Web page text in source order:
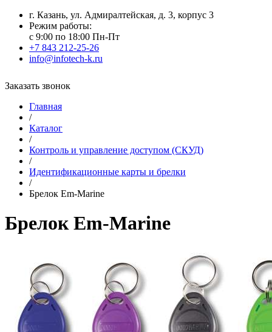
г. Казань, ул. Адмиралтейская, д. 3, корпус 3
Режим работы:
с 9:00 по 18:00 Пн-Пт
+7 843 212-25-26
info@infotech-k.ru
Заказать звонок
Главная
/
Каталог
/
Контроль и управление доступом (СКУД)
/
Идентификационные карты и брелки
/
Брелок Em-Marine
Брелок Em-Marine